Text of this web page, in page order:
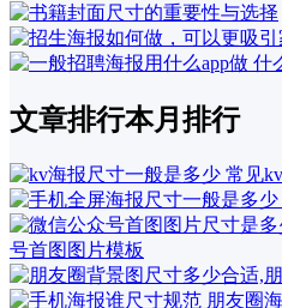
文章排行本月排行
号首图图片模板